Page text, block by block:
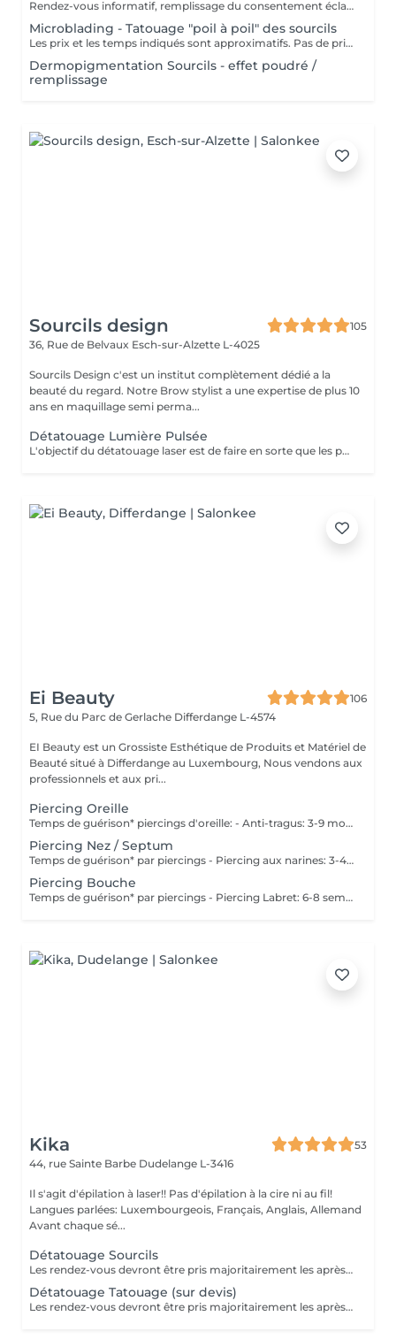
Rendez-vous informatif, remplissage du consentement éclairé pour la réalisation d'un acte de tatouage. Évaluation du tatouage à réaliser, choix de la technique la mieux adaptée. La consultation est considérée comme un acompte si prise de rendez-vous pour le tatouage endéans les 15 jours.
Microblading - Tatouage "poil à poil" des sourcils
Les prix et les temps indiqués sont approximatifs. Pas de prise de rendez-vous sans consultation préalable. Réservable en ligne ou par téléphone.
Dermopigmentation Sourcils - effet poudré /
remplissage
Sourcils design
105
36, Rue de Belvaux Esch-sur-Alzette L-4025
Sourcils Design c'est un institut complètement dédié a la
beauté du regard. Notre Brow stylist a une expertise de plus 10
ans en maquillage semi perma...
Détatouage Lumière Pulsée
L'objectif du détatouage laser est de faire en sorte que les particules d'encre soient digérables par l'organisme. Ainsi le faisceau d'énergie du laser vise le pigment et permet de le faire éclater. Il va ensuite être éliminé par les globules blancs. La quantité de séances dépendra du type d'encre, de la peau et de la technique utilisée par le professionnel qui a réalisé votre tatouage des sourcils. seulement un mois apres la première séance la praticienne pourra déterminer le numéro de séances nécessaires, dans. certaines cas une seule séance suffit comme dans certains outres nous pouvons besoin de trois ou plus. Les poils peuvent temporairement devenir blancs "en raison de l'élimination des pigments" explique l'experte. Cette décoloration est courante et temporaire (en quelques jours seulement, les sourcils retrouvent leur couleur d'origine).
Ei Beauty
106
5, Rue du Parc de Gerlache Differdange L-4574
EI Beauty est un Grossiste Esthétique de Produits et Matériel de
Beauté situé à Differdange au Luxembourg, Nous vendons aux
professionnels et aux pri...
Piercing Oreille
Temps de guérison* piercings d'oreille: - Anti-tragus: 3-9 mois - Piercing de conque: 3-9 mois - Daithpiercing: 3-9 mois - Piercing helix: 3-9 mois - Perçage de fumée: 3-9 mois - Piercing douillet: 3-9 mois - Piercing Tragus: 3-9 mois - Piercing du lobe de l'oreille: 4-8 semaines *Notez également qu'il est indispensable de réaliser les soins quotidiennement pour que la cicatrisation se fasse dans les meilleures conditions. *La guérison est différente d'une personne à l'autre **Si vous êtes mineur, l'autorisation parentale est obligatoire. Industriel Piercing - Sous réserve d'évaluation
Piercing Nez / Septum
Temps de guérison* par piercings - Piercing aux narines: 3-4 semaines - Piercing septum: 4-8 semaines *Notez également qu'il est indispensable de réaliser les soins quotidiennement pour que la cicatrisation se fasse dans les meilleures conditions. *La guérison est différente d'une personne à l'autre **Si vous êtes mineur, l'autorisation parentale est obligatoire.
Piercing Bouche
Temps de guérison* par piercings - Piercing Labret: 6-8 semaines - Piercing des lèvres / côté: 6-8 semaines - Piercing de la lèvre supérieure: 2-3 mois - Piercing de la langue: 4-8 semaines *Notez également qu'il est indispensable de réaliser les soins quotidiennement pour que la cicatrisation se fasse dans les meilleures conditions. *La guérison est différente d'une personne à l'autre **Si vous êtes mineur, l'autorisation parentale est obligatoire.
Kika
53
44, rue Sainte Barbe Dudelange L-3416
Il s'agit d'épilation à laser!! Pas d'épilation à la cire ni au fil!
Langues parlées: Luxembourgeois, Français, Anglais, Allemand
Avant chaque sé...
Détatouage Sourcils
Les rendez-vous devront être pris majoritairement les après-midis. Les rendez-vous se feront donc par appel téléphonique ou sms Merci
Détatouage Tatouage (sur devis)
Les rendez-vous devront être pris majoritairement les après-midis. Les rendez-vous se feront donc par appel téléphonique ou sms Merci